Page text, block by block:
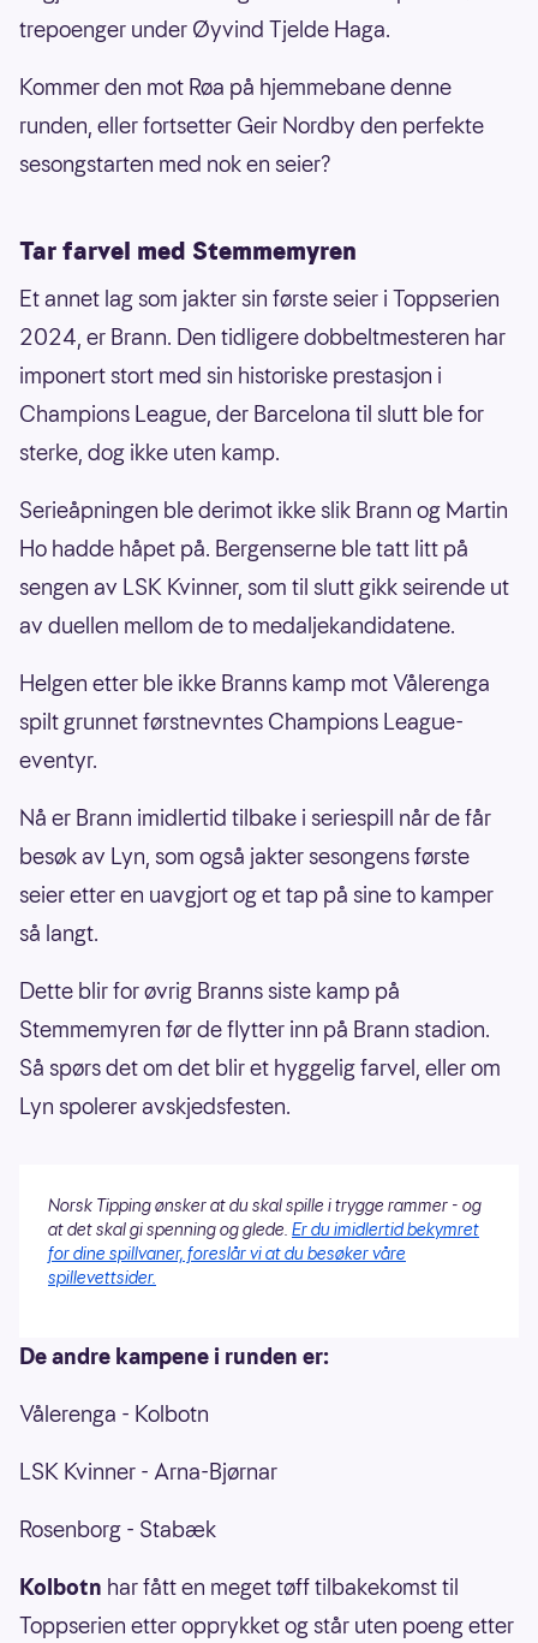
trepoenger under Øyvind Tjelde Haga.
Kommer den mot Røa på hjemmebane denne
runden, eller fortsetter Geir Nordby den perfekte
sesongstarten med nok en seier?
Tar farvel med Stemmemyren
Et annet lag som jakter sin første seier i Toppserien
2024, er Brann. Den tidligere dobbeltmesteren har
imponert stort med sin historiske prestasjon i
Champions League, der Barcelona til slutt ble for
sterke, dog ikke uten kamp.
Serieåpningen ble derimot ikke slik Brann og Martin
Ho hadde håpet på. Bergenserne ble tatt litt på
sengen av LSK Kvinner, som til slutt gikk seirende ut
av duellen mellom de to medaljekandidatene.
Helgen etter ble ikke Branns kamp mot Vålerenga
spilt grunnet førstnevntes Champions League-
eventyr.
Nå er Brann imidlertid tilbake i seriespill når de får
besøk av Lyn, som også jakter sesongens første
seier etter en uavgjort og et tap på sine to kamper
så langt.
Dette blir for øvrig Branns siste kamp på
Stemmemyren før de flytter inn på Brann stadion.
Så spørs det om det blir et hyggelig farvel, eller om
Lyn spolerer avskjedsfesten.
Norsk Tipping ønsker at du skal spille i trygge rammer - og
at det skal gi spenning og glede. Er du imidlertid bekymret
for dine spillvaner, foreslår vi at du besøker våre
spillevettsider.
De andre kampene i runden er:
Vålerenga - Kolbotn
LSK Kvinner - Arna-Bjørnar
Rosenborg - Stabæk
Kolbotn har fått en meget tøff tilbakekomst til
Toppserien etter opprykket og står uten poeng etter